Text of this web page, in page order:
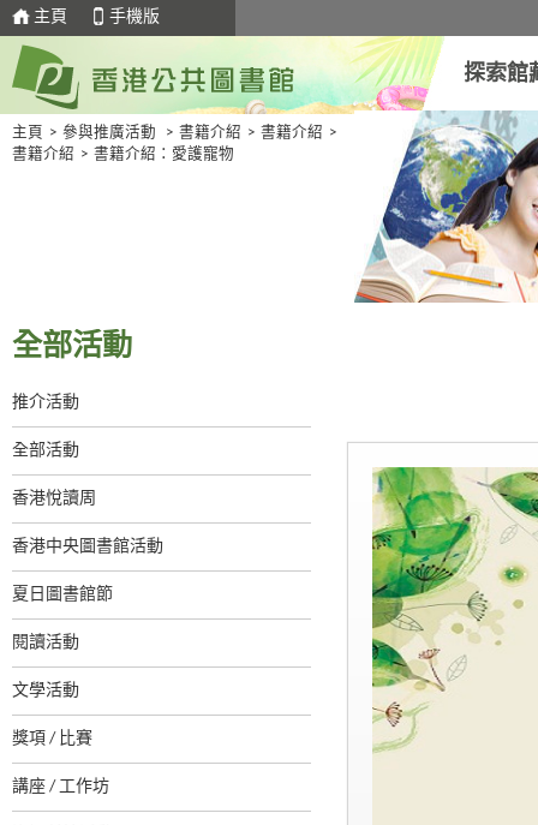
主頁 手機版
探索館
主頁 > 參與推廣活動 > 書籍介紹 > 書籍介紹 >
書籍介紹 > 書籍介紹：愛護寵物
全部活動
推介活動
全部活動
香港悅讀周
香港中央圖書館活動
夏日圖書館節
閱讀活動
文學活動
獎項 / 比賽
講座 / 工作坊